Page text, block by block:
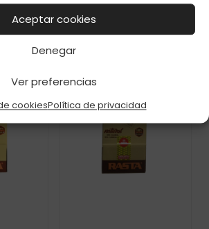
Aceptar cookies
Denegar
Ver preferencias
cookiesPolítica de privacidad